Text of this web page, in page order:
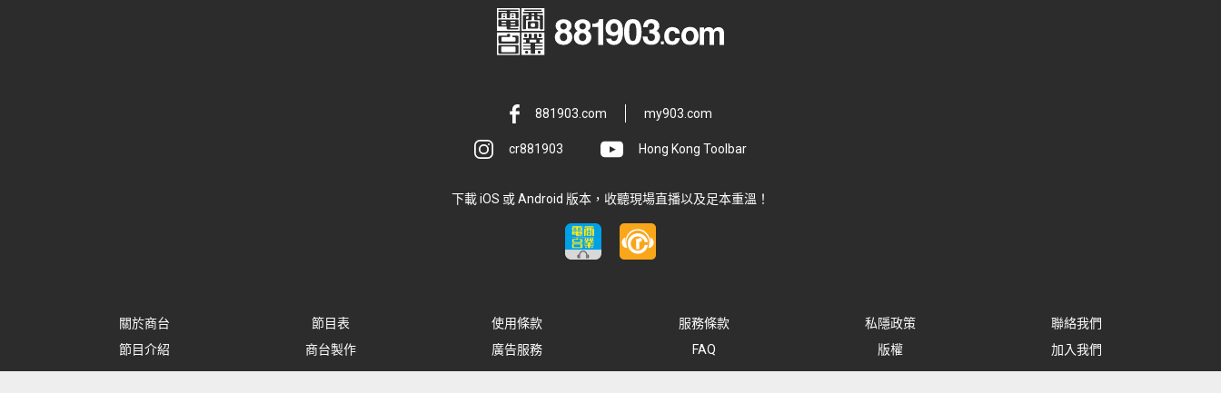
881903.com my903.com
cr881903 Hong Kong Toolbar
下載 iOS 或 Android 版本，收聽現場直播以及足本重溫！
關於商台 節目表 使用條款 服務條款 私隱政策
聯絡我們
節目介紹
商台製作 廣告服務 FAQ 版權 加入我們